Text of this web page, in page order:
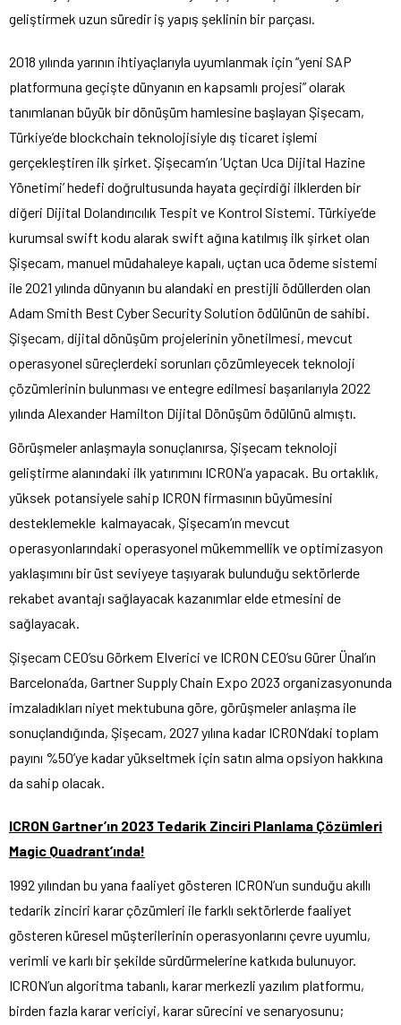
geliştirmek uzun süredir iş yapış şeklinin bir parçası.
2018 yılında yarının ihtiyaçlarıyla uyumlanmak için “yeni SAP
platformuna geçişte dünyanın en kapsamlı projesi” olarak
tanımlanan büyük bir dönüşüm hamlesine başlayan Şişecam,
Türkiye’de blockchain teknolojisiyle dış ticaret işlemi
gerçekleştiren ilk şirket. Şişecam’ın ‘Uçtan Uca Dijital Hazine
Yönetimi’ hedefi doğrultusunda hayata geçirdiği ilklerden bir
diğeri Dijital Dolandırıcılık Tespit ve Kontrol Sistemi. Türkiye’de
kurumsal swift kodu alarak swift ağına katılmış ilk şirket olan
Şişecam, manuel müdahaleye kapalı, uçtan uca ödeme sistemi
ile 2021 yılında dünyanın bu alandaki en prestijli ödüllerden olan
Adam Smith Best Cyber Security Solution ödülünün de sahibi.
Şişecam, dijital dönüşüm projelerinin yönetilmesi, mevcut
operasyonel süreçlerdeki sorunları çözümleyecek teknoloji
çözümlerinin bulunması ve entegre edilmesi başarılarıyla 2022
yılında Alexander Hamilton Dijital Dönüşüm ödülünü almıştı.
Görüşmeler anlaşmayla sonuçlanırsa, Şişecam teknoloji
geliştirme alanındaki ilk yatırımını ICRON’a yapacak. Bu ortaklık,
yüksek potansiyele sahip ICRON firmasının büyümesini
desteklemekle kalmayacak, Şişecam’ın mevcut
operasyonlarındaki operasyonel mükemmellik ve optimizasyon
yaklaşımını bir üst seviyeye taşıyarak bulunduğu sektörlerde
rekabet avantajı sağlayacak kazanımlar elde etmesini de
sağlayacak.
Şişecam CEO’su Görkem Elverici ve ICRON CEO’su Gürer Ünal’ın
Barcelona’da, Gartner Supply Chain Expo 2023 organizasyonunda
imzaladıkları niyet mektubuna göre, görüşmeler anlaşma ile
sonuçlandığında, Şişecam, 2027 yılına kadar ICRON’daki toplam
payını %50’ye kadar yükseltmek için satın alma opsiyon hakkına
da sahip olacak.
ICRON Gartner’ın 2023 Tedarik Zinciri Planlama Çözümleri
Magic Quadrant’ında!
1992 yılından bu yana faaliyet gösteren ICRON’un sunduğu akıllı
tedarik zinciri karar çözümleri ile farklı sektörlerde faaliyet
gösteren küresel müşterilerinin operasyonlarını çevre uyumlu,
verimli ve karlı bir şekilde sürdürmelerine katkıda bulunuyor.
ICRON’un algoritma tabanlı, karar merkezli yazılım platformu,
birden fazla karar vericiyi, karar sürecini ve senaryosunu;